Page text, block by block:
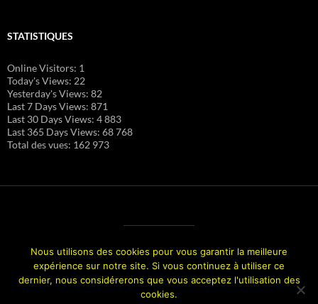
STATISTIQUES
Online Visitors: 1
Today's Views: 22
Yesterday's Views: 82
Last 7 Days Views: 871
Last 30 Days Views: 4 883
Last 365 Days Views: 68 768
Total des vues: 162 973
Nous utilisons des cookies pour vous garantir la meilleure
expérience sur notre site. Si vous continuez à utiliser ce
dernier, nous considérerons que vous acceptez l'utilisation des
cookies.